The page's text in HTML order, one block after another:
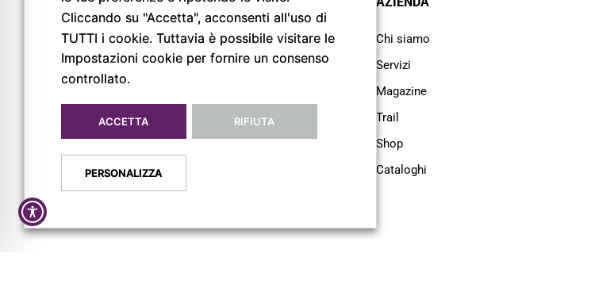
© Copyright 2026
Pigreco Srl Unipersonale
P. IVA: 02789840341
REA: PR-267093
Chi siamo
Servizi
Magazine
Trail
Shop
Cataloghi
Cliccando su "Accetta", acconsenti all'uso di
TUTTI i cookie. Tuttavia è possibile visitare le
Impostazioni cookie per fornire un consenso
controllato.
ACCETTA RIFIUTA
PERSONALIZZA